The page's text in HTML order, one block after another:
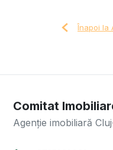
Înapoi la
Comitat
Agenție imobiliară